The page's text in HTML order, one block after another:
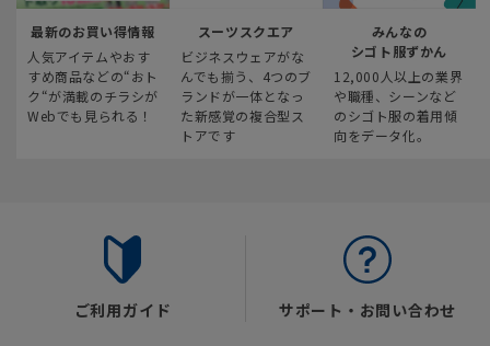
最新のお買い得情報
人気アイテムやおす
すめ商品などの“おト
ク“が満載のチラシが
Webでも見られる！
スーツスクエア
ビジネスウェアがな
んでも揃う、4つのブ
ランドが一体となっ
た新感覚の複合型ス
トアです
みんなの
シゴト服ずかん
12,000人以上の業界
や職種、シーンなど
のシゴト服の着用傾
向をデータ化。
ご利用ガイド サポート・お問い合わせ